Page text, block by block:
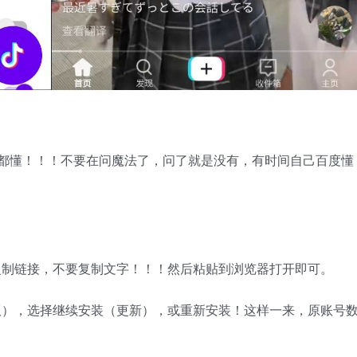
懂！！！不要在问魔法了，问了就是没有，有时间自己百度懂
链接，不要复制文字！！！然后粘贴到浏览器打开即可。
，选择继续安装（更新），或重新安装！这样一来，原账号